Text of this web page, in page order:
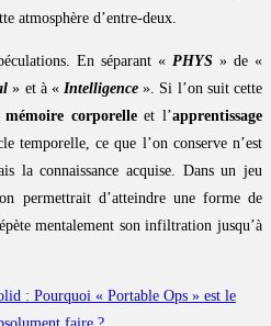
atmosphère d’entre-deux.
En séparant « PHYS » de «
» et à « Intelligence ». Si l’on suit cette
mémoire corporelleet l’apprentissage
temporelle, ce que l’on conserve n’est
la connaissance acquise. Dans un jeu
permettrait d’atteindre une forme de
mentalement son infiltration jusqu’à
: Pourquoi « Portable Ops » est le